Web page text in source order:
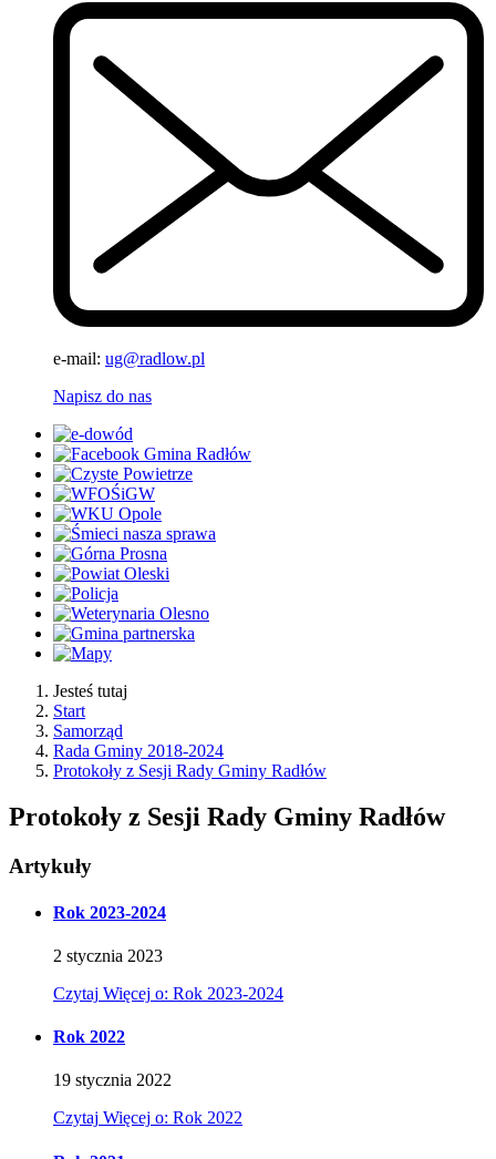
e-mail: ug@radlow.pl
Napisz do nas
Jesteś tutaj
Start
Samorząd
Rada Gminy 2018-2024
Protokoły z Sesji Rady Gminy Radłów
Protokoły z Sesji Rady Gminy Radłów
Artykuły
Rok 2023-2024
2 stycznia 2023
Czytaj Więcej o: Rok 2023-2024
Rok 2022
19 stycznia 2022
Czytaj Więcej o: Rok 2022